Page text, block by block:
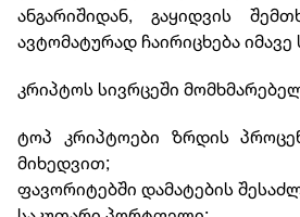
ანგარიშიდან, გაყიდვის
ავტომატურად ჩაირიცხება იმავე
კრიპტოს სივრცეში
ტოპ კრიპტოები ზრდის
მიხედვით;
ფავორიტებში დამატების